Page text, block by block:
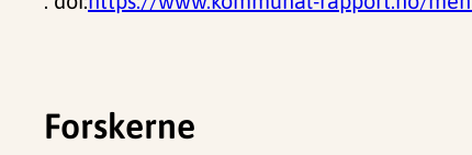
Forskerne